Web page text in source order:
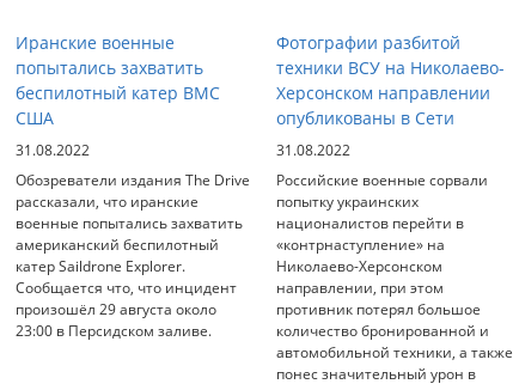
Иранские военные
попытались захватить
беспилотный катер ВМС
США
31.08.2022
Обозреватели издания The Drive
рассказали, что иранские
военные попытались захватить
американский беспилотный
катер Saildrone Explorer.
Сообщается что, что инцидент
произошёл 29 августа около
23:00 в Персидском заливе.
Фотографии разбитой
техники ВСУ на Николаево-
Херсонском направлении
опубликованы в Сети
31.08.2022
Российские военные сорвали
попытку украинских
националистов перейти в
«контрнаступление» на
Николаево-Херсонском
направлении, при этом
противник потерял большое
количество бронированной и
автомобильной техники, а также
понес значительный урон в